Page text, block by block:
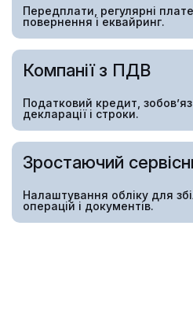
Передплати, регулярні
повернення і еквайринг.
Компанії з ПДВ
Податковий кредит,
декларації і строки.
Зростаючий
Налаштування обліку для
операцій і документів.